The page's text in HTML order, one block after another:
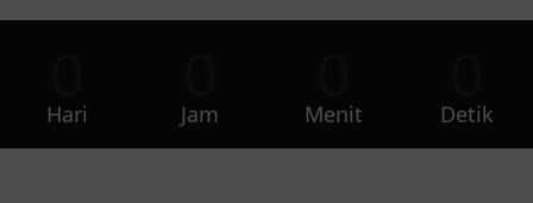
Hari Jam Menit Detik